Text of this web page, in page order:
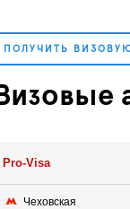
ПОЛУЧИТЬ
Pro-Visa
Чеховская